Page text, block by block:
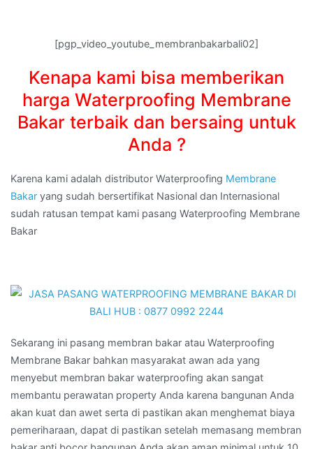
[pgp_video_youtube_membranbakarbali02]
Kenapa kami bisa memberikan
harga Waterproofing Membrane
Bakar terbaik dan bersaing untuk
Anda ?
Karena kami adalah distributor Waterproofing Membrane
Bakar yang sudah bersertifikat Nasional dan Internasional
sudah ratusan tempat kami pasang Waterproofing Membrane
Bakar
Sekarang ini pasang membran bakar atau Waterproofing
Membrane Bakar bahkan masyarakat awan ada yang
menyebut membran bakar waterproofing akan sangat
membantu perawatan property Anda karena bangunan Anda
akan kuat dan awet serta di pastikan akan menghemat biaya
pemeriharaan, dapat di pastikan setelah memasang membran